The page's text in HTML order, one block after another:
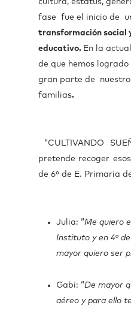
cultura, estatus,
fase fue el inicio de
transformación social
educativo. En la
de que hemos
gran parte de
familias.
“CULTIVANDO
pretende recoger
de 6º de E. Primaria
Julia: “Me quiero
Instituto y en 4º
mayor quiero ser
Gabi: “De mayor
aéreo y para ello